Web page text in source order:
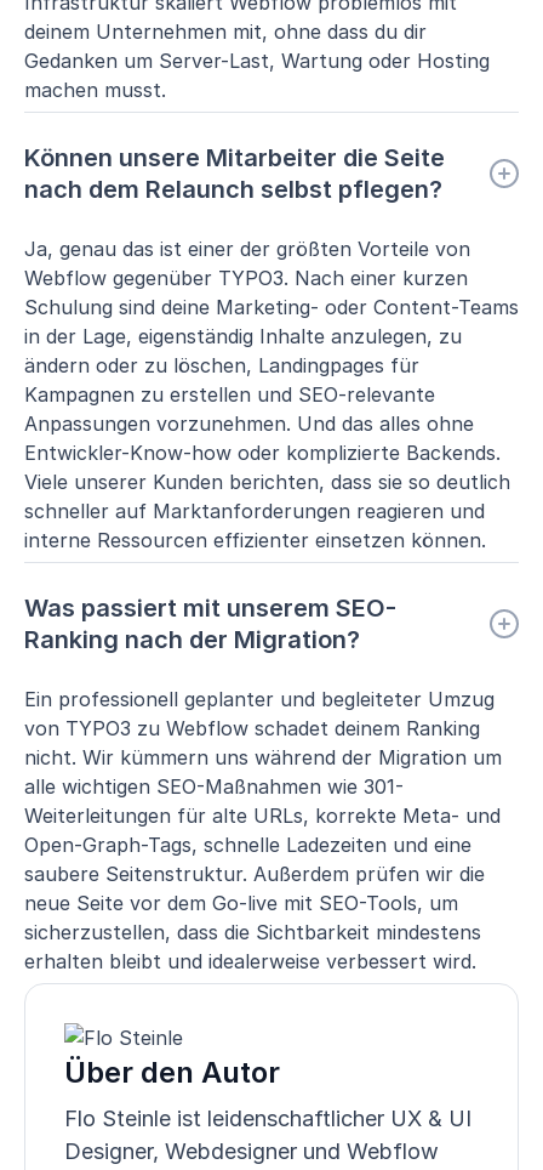
deinem Unternehmen mit, ohne dass du dir
Gedanken um Server-Last, Wartung oder Hosting
machen musst.
Können unsere Mitarbeiter die Seite
nach dem Relaunch selbst pflegen?
Ja, genau das ist einer der größten Vorteile von
Webflow gegenüber TYPO3. Nach einer kurzen
Schulung sind deine Marketing- oder Content-Teams
in der Lage, eigenständig Inhalte anzulegen, zu
ändern oder zu löschen, Landingpages für
Kampagnen zu erstellen und SEO-relevante
Anpassungen vorzunehmen. Und das alles ohne
Entwickler-Know-how oder komplizierte Backends.
Viele unserer Kunden berichten, dass sie so deutlich
schneller auf Marktanforderungen reagieren und
interne Ressourcen effizienter einsetzen können.
Was passiert mit unserem SEO-
Ranking nach der Migration?
Ein professionell geplanter und begleiteter Umzug
von TYPO3 zu Webflow schadet deinem Ranking
nicht. Wir kümmern uns während der Migration um
alle wichtigen SEO-Maßnahmen wie 301-
Weiterleitungen für alte URLs, korrekte Meta- und
Open-Graph-Tags, schnelle Ladezeiten und eine
saubere Seitenstruktur. Außerdem prüfen wir die
neue Seite vor dem Go-live mit SEO-Tools, um
sicherzustellen, dass die Sichtbarkeit mindestens
erhalten bleibt und idealerweise verbessert wird.
Über den Autor
Flo Steinle ist leidenschaftlicher UX & UI
Designer, Webdesigner und Webflow